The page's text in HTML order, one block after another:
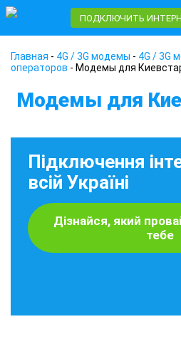
ПОДКЛЮЧИТЬ
Главная - 4G / 3G модемы - 4G / 3G
операторов - Модемы для
Модемы для
Підключення
всій Україні
Дізнайся, який
тебе